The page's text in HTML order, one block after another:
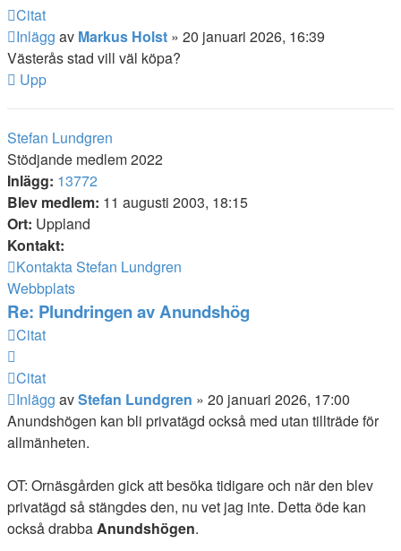
Citat
Inlägg av Markus Holst » 20 januari 2026, 16:39
Västerås stad vill väl köpa?
Upp
Stefan Lundgren
Stödjande medlem 2022
Inlägg: 13772
Blev medlem: 11 augusti 2003, 18:15
Ort: Uppland
Kontakt:
Kontakta Stefan Lundgren
Webbplats
Re: Plundringen av Anundshög
Citat
Citat
Inlägg avStefan Lundgren » 20 januari 2026, 17:00
Anundshögen kan bli privatägd också med utan tillträde för
allmänheten.
OT: Ornäsgården gick att besöka tidigare och när den blev
privatägd så stängdes den, nu vet jag inte. Detta öde kan
också drabbaAnundshögen.